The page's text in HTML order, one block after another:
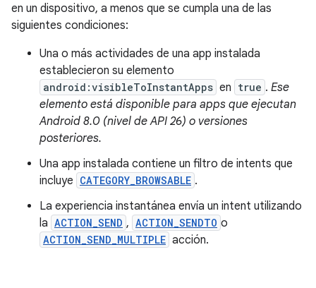
en un dispositivo, a menos que se cumpla una de las
siguientes condiciones:
Una o más actividades de una app instalada
establecieron su elemento
android:visibleToInstantApps en true . Ese
elemento está disponible para apps que ejecutan
Android 8.0 (nivel de API 26) o versiones
posteriores.
Una app instalada contiene un filtro de intents que
incluye CATEGORY_BROWSABLE .
La experiencia instantánea envía un intent utilizando
la ACTION_SEND , ACTION_SENDTO o
ACTION_SEND_MULTIPLE acción.